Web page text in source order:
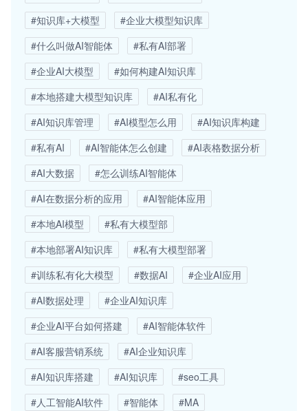
#知识库+大模型
#企业大模型知识库
#什么叫做AI智能体
#私有AI部署
#企业AI大模型
#如何构建AI知识库
#本地搭建大模型知识库
#AI私有化
#AI知识库管理
#AI模型怎么用
#AI知识库构建
#私有AI
#AI智能体怎么创建
#AI表格数据分析
#AI大数据
#怎么训练AI智能体
#AI在数据分析的应用
#AI智能体应用
#本地AI模型
#私有大模型部
#本地部署AI知识库
#私有大模型部署
#训练私有化大模型
#数据AI
#企业AI应用
#AI数据处理
#企业AI知识库
#企业AI平台如何搭建
#AI智能体软件
#AI客服营销系统
#AI企业知识库
#AI知识库搭建
#AI知识库
#seo工具
#人工智能AI软件
#智能体
#MA